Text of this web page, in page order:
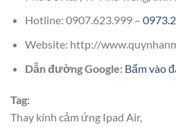
Hotline: 0907.623.999 –
Website: http://
Dẫn đường Google: Bấm vào
Tag:
Thay kính cảm ứng Ipad Air,